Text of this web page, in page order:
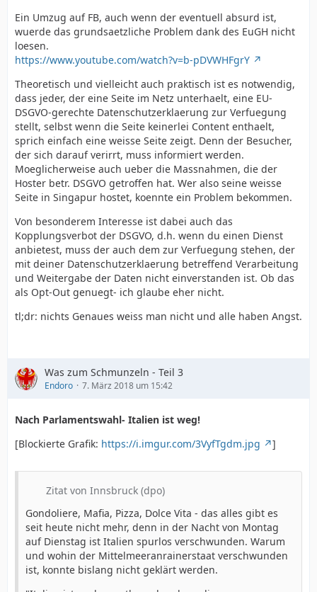
Ein Umzug auf FB, auch wenn der eventuell absurd ist,
wuerde das grundsaetzliche Problem dank des EuGH nicht
loesen.
https://www.youtube.com/watch?v=b-pDVWHFgrY
Theoretisch und vielleicht auch praktisch ist es notwendig,
dass jeder, der eine Seite im Netz unterhaelt, eine EU-
DSGVO-gerechte Datenschutzerklaerung zur Verfuegung
stellt, selbst wenn die Seite keinerlei Content enthaelt,
sprich einfach eine weisse Seite zeigt. Denn der Besucher,
der sich darauf verirrt, muss informiert werden.
Moeglicherweise auch ueber die Massnahmen, die der
Hoster betr. DSGVO getroffen hat. Wer also seine weisse
Seite in Singapur hostet, koennte ein Problem bekommen.
Von besonderem Interesse ist dabei auch das
Kopplungsverbot der DSGVO, d.h. wenn du einen Dienst
anbietest, muss der auch dem zur Verfuegung stehen, der
mit deiner Datenschutzerklaerung betreffend Verarbeitung
und Weitergabe der Daten nicht einverstanden ist. Ob das
als Opt-Out genuegt- ich glaube eher nicht.
tl;dr: nichts Genaues weiss man nicht und alle haben Angst.
Was zum Schmunzeln - Teil 3
Endoro 7. März 2018 um 15:42
Nach Parlamentswahl- Italien ist weg!
[Blockierte Grafik: https://i.imgur.com/3VyfTgdm.jpg ]
Zitat von Innsbruck (dpo)
Gondoliere, Mafia, Pizza, Dolce Vita - das alles gibt es
seit heute nicht mehr, denn in der Nacht von Montag
auf Dienstag ist Italien spurlos verschwunden. Warum
und wohin der Mittelmeeranrainerstaat verschwunden
ist, konnte bislang nicht geklärt werden.